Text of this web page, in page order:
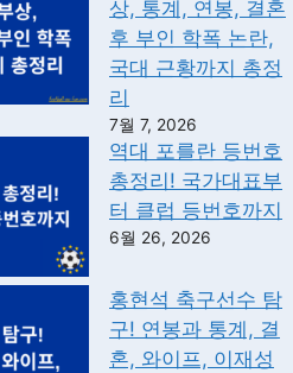
상, 통계, 연봉, 결혼
후 부인 학폭 논란,
국대 근황까지 총정
리
7월 7, 2026
역대 포를란 등번호
총정리! 국가대표부
터 클럽 등번호까지
6월 26, 2026
홍현석 축구선수 탐
구! 연봉과 통계, 결
혼, 와이프, 이재성